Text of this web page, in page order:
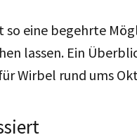
so eine begehrte
lassen. Ein
Wirbel rund ums